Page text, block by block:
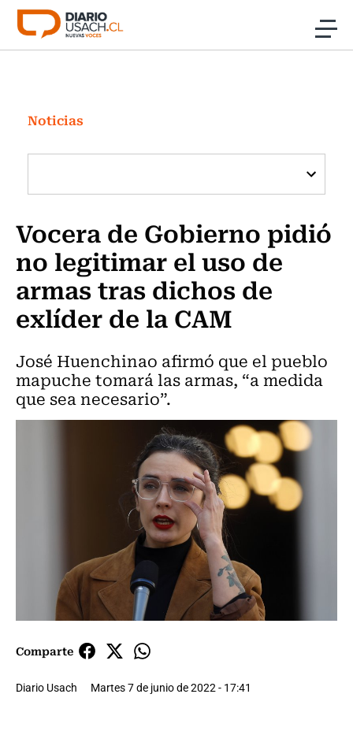
Click acá para ir directamente al contenido
Investigación
Cultura
Programas Radio y TV Usach
Noticias
Vocera de Gobierno pidió
no legitimar el uso de
armas tras dichos de
exlíder de la CAM
José Huenchinao afirmó que el pueblo
mapuche tomará las armas, “a medida
que sea necesario”.
Comparte
Diario Usach Martes 7 de junio de 2022 - 17:41